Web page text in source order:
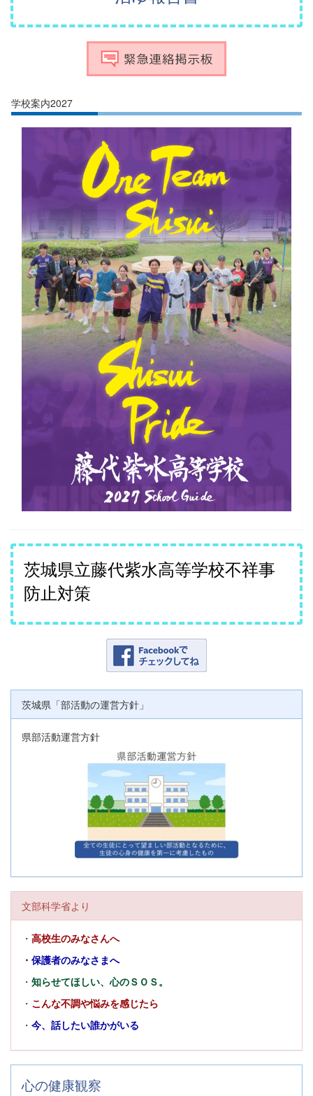
学校案内2027
茨城県立藤代紫水高等学校不祥事
防止対策
茨城県「部活動の運営方針」
県部活動運営方針
文部科学省より
・ 高校生のみなさんへ
・ 保護者のみなさまへ
・ 知らせてほしい、心のＳＯＳ。
・ こんな不調や悩みを感じたら
・ 今、話したい誰かがいる
心の健康観察